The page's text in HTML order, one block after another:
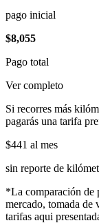
pago inicial
$8,055
Pago total
Ver completo
Si recorres más
pagarás una tarifa
$441 al mes
sin reporte de
*La comparación de
mercado, tomada de
tarifas aqui